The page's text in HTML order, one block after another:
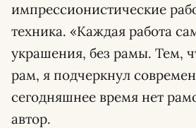
импрессионистические
техника. «Каждая работа
украшения, без рамы. Тем,
рам, я подчеркнул
сегодняшнее время нет
автор.